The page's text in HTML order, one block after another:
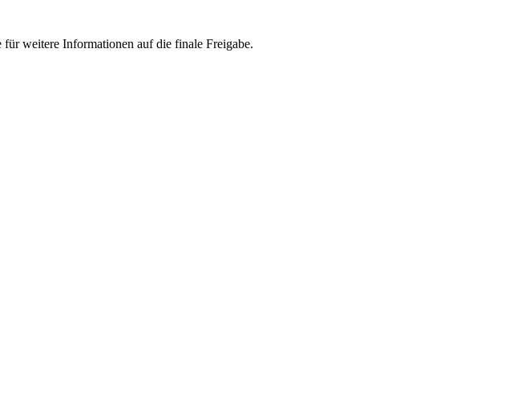
weitere Informationen auf die finale Freigabe.